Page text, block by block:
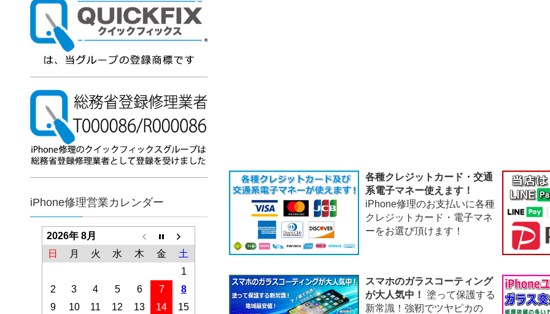
各種クレジットカード・交通
系電子マネー使えます！
iPhone修理のお支払いに各種
クレジットカード・電子マネ
ーをお選び頂けます！
スマホのガラスコーティング
が大人気中！塗って保護する
新常識！強靭でツヤピカの
iPhone修理営業カレンダー
2026年 8月
日
月 火 水 木 金
土
1
2
3 4 5 6 7
8
9
10 11 12 13 14
15